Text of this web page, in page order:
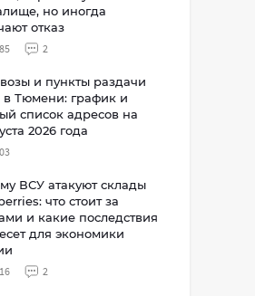
но иногда
отказ
2
и пункты раздачи
в Тюмени: график и
список адресов на
2026 года
ВСУ атакуют склады
что стоит за
и какие последствия
для экономики
2